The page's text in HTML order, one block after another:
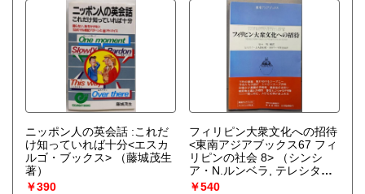
ニッポン人の英会話 :これだ
け知っていれば十分<エスカ
ルゴ・ブックス>
（藤城茂生
著）
￥390
フィリピン大衆文化への招待
<東南アジアブックス67 フィ
リピンの社会 8>
（シンシ
ア・N.ルンベラ, テレシタ・
G.マセダ 編 ;福永敬 編訳）
￥540